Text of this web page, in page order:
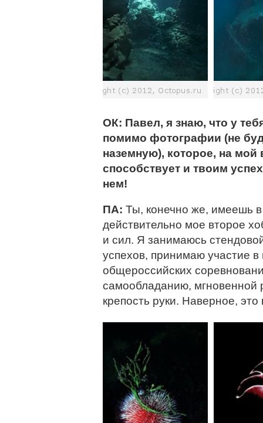
ОК: Павел, я знаю, что у
помимо фотографии (не
наземную), которое, на мой
способствует и твоим
нем!
ПА: Ты, конечно же, имеешь
действительно мое второе
и сил. Я занимаюсь
успехов, принимаю участие в
общероссийских
самообладанию, мгновенной
крепость руки. Наверное,